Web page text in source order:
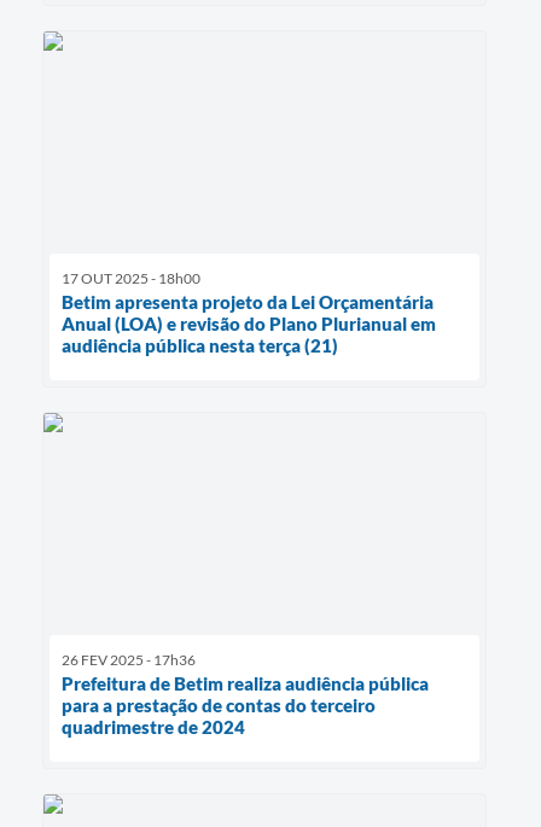
17 OUT 2025 - 18h00
Betim apresenta projeto da Lei Orçamentária
Anual (LOA) e revisão do Plano Plurianual em
audiência pública nesta terça (21)
26 FEV 2025 - 17h36
Prefeitura de Betim realiza audiência pública
para a prestação de contas do terceiro
quadrimestre de 2024